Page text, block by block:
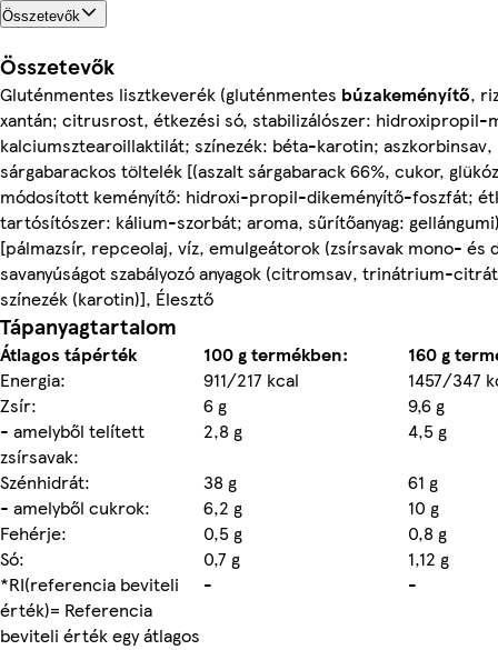
Összetevők
Összetevők
Gluténmentes lisztkeverék (gluténmentes búzakeményítő,
xantán; citrusrost, étkezési só, stabilizálószer:
kalciumsztearoillaktilát; színezék: béta-karotin;
sárgabarackos töltelék [(aszalt sárgabarack 66%, cukor,
módosított keményítő: hidroxi-propil-dikeményítő-foszfát;
tartósítószer: kálium-szorbát; aroma, sűrítőanyag:
[pálmazsír, repceolaj, víz, emulgeátorok (zsírsavak mono-
savanyúságot szabályozó anyagok (citromsav, trinátrium-
színezék (karotin)], Élesztő
Tápanyagtartalom
Átlagos tápérték 100 g termékben:
160 g
Energia:
911/217 kcal
1457/347
Zsír:
6 g
9,6 g
- amelyből telített
zsírsavak:
2,8 g
4,5 g
Szénhidrát:
38 g
61 g
- amelyből cukrok:
6,2 g
10 g
Fehérje:
0,5 g
0,8 g
Só:
0,7 g
1,12 g
*RI(referencia beviteli
érték)= Referencia
beviteli érték egy átlagos
- -